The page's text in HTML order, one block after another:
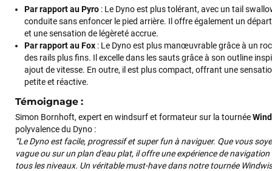
Par rapport au Pyro : Le Dyno est plus tolérant, avec un tail
conduite sans enfoncer le pied arrière. Il offre également un
et une sensation de légèreté accrue.
Par rapport au Fox : Le Dyno est plus manœuvrable grâce à un
des rails plus fins. Il excelle dans les sauts grâce à son outline
ajout de vitesse. En outre, il est plus compact, offrant une
petite et réactive.
Témoignage :
Simon Bornhoft, expert en windsurf et formateur sur la tournée
polyvalence du Dyno :
“Le Dyno est facile, progressif et super fun à naviguer. Que vous
vague ou sur un plan d'eau plat, il offre une expérience de
tous les niveaux. Un véritable must-have dans notre tournée
François
J’ai commandé un pack via leur site internet. À peine la
commande validée, le magasin m’a appelé pour